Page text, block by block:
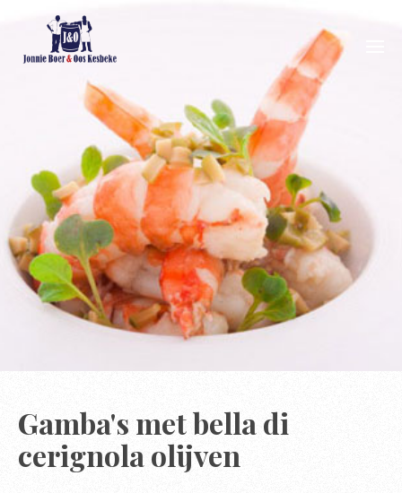
Gamba's met bella di
cerignola olijven